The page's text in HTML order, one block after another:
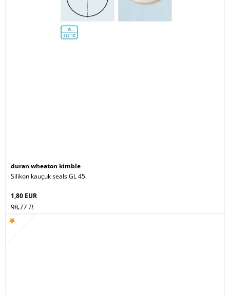
duran wheaton kimble
Silikon kauçuk seals GL 45
1,80 EUR
98,77 TL